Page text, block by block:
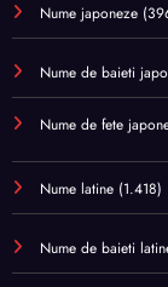
Nume japoneze
Nume de baieti
Nume de fete
Nume latine (1.418)
Nume de baieti